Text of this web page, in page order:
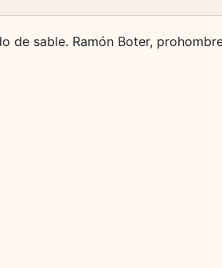
de sable. Ramón Boter,